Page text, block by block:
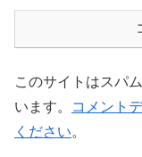
このサイトはスパ
います。
コメント
ください。